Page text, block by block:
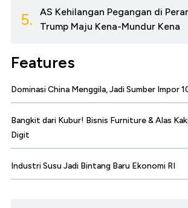
5.
AS Kehilangan Pegangan di
Trump Maju Kena-Mundur Kena
Features
Dominasi China Menggila, Jadi Sumber Impor
Bangkit dari Kubur! Bisnis Furniture & Alas
Digit
Industri Susu Jadi Bintang Baru Ekonomi RI